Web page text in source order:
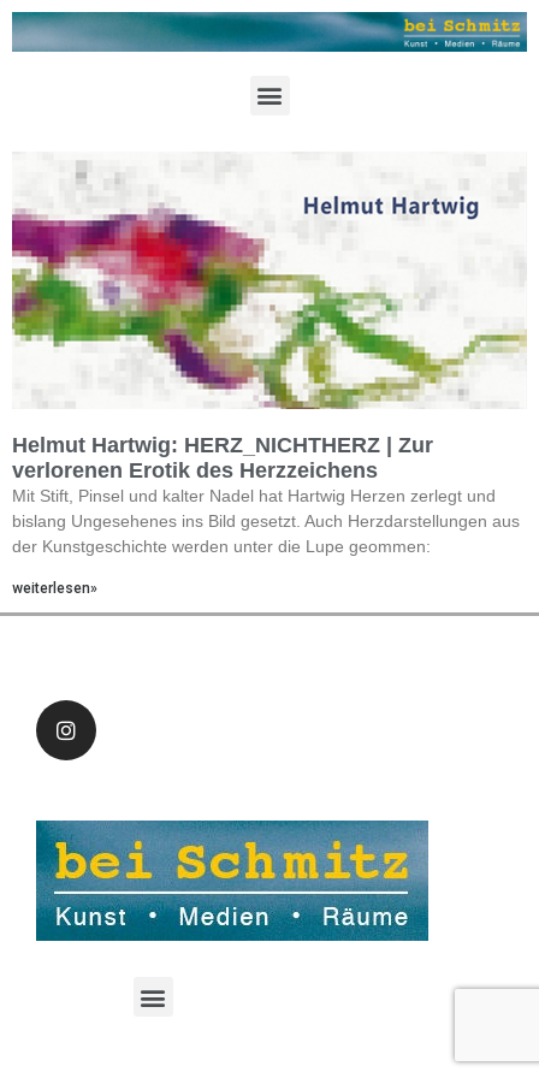
Helmut Hartwig: HERZ_NICHTHERZ | Zur
verlorenen Erotik des Herzzeichens
Mit Stift, Pinsel und kalter Nadel hat Hartwig Herzen zerlegt und
bislang Ungesehenes ins Bild gesetzt. Auch Herzdarstellungen aus
der Kunstgeschichte werden unter die Lupe geommen:
weiterlesen»